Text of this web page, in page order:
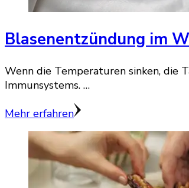
Blasenentzündung im
Wenn die Temperaturen sinken, die
Immunsystems. …
Mehr erfahren